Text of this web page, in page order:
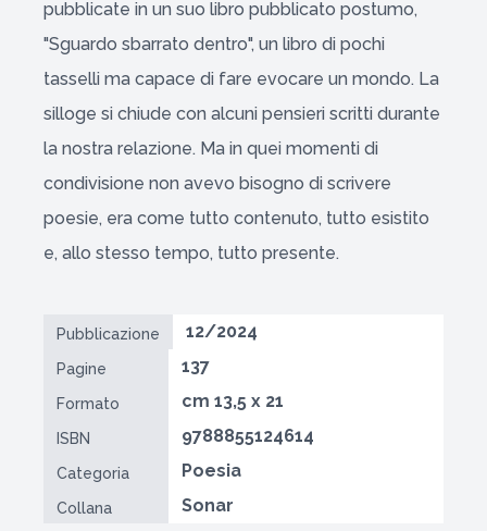
pubblicate in un suo libro pubblicato postumo,
"Sguardo sbarrato dentro", un libro di pochi
tasselli ma capace di fare evocare un mondo. La
silloge si chiude con alcuni pensieri scritti durante
la nostra relazione. Ma in quei momenti di
condivisione non avevo bisogno di scrivere
poesie, era come tutto contenuto, tutto esistito
e, allo stesso tempo, tutto presente.
Pubblicazione 12/2024
Pagine 137
Formato cm 13,5 x 21
ISBN 9788855124614
Categoria Poesia
Collana Sonar